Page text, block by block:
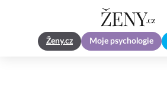
Ženy.cz Moje psychologie